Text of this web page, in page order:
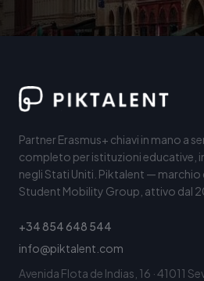
Partner Erasmus+ chiavi in mano a
completo per istituzioni educative,
negli Stati Uniti. Piktalent — marchio
Student Mobility Group, attivo dal
+34 854 648 544
info@piktalent.com
Avenida Flota de Indias, 16 · 41011